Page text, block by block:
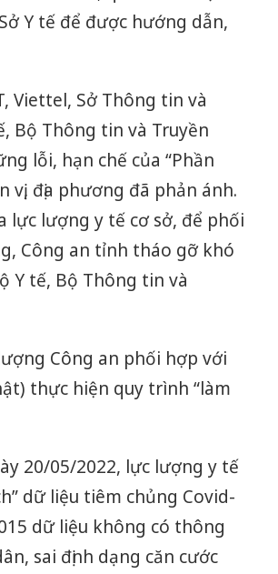
Y tế để được hướng dẫn,
Viettel, Sở Thông tin và
Bộ Thông tin và Truyền
lỗi, hạn chế của “Phần
vị, địa phương đã phản ánh.
lực lượng y tế cơ sở, để phối
Công an tỉnh tháo gỡ khó
Y tế, Bộ Thông tin và
Công an phối hợp với
thực hiện quy trình “làm
20/05/2022, lực lượng y tế
dữ liệu tiêm chủng Covid-
dữ liệu không có thông
sai định dạng căn cước